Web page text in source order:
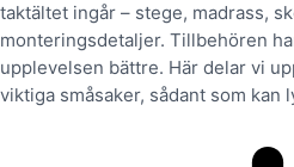
taktältet ingår – stege, madrass,
monteringsdetaljer. Tillbehören
upplevelsen bättre. Här delar vi
viktiga småsaker, sådant som kan